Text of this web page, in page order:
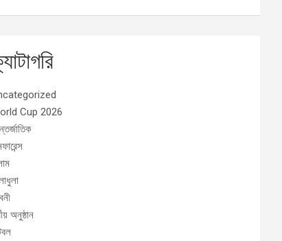
Cup 2026
অনুষ্ঠান